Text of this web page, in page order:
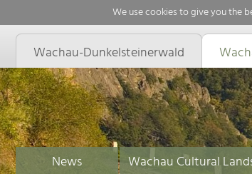
We use cookies to give you the
Wachau-Dunkelsteinerwald
News Wachau Cultural